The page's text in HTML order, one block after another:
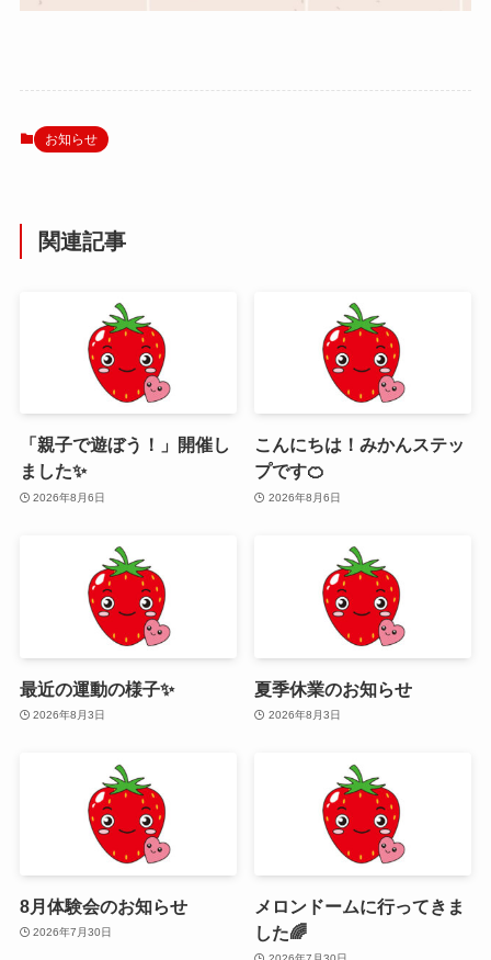
お知らせ
関連記事
「親子で遊ぼう！」開催し
ました✨
2026年8月6日
こんにちは！みかんステッ
プです🍊
2026年8月6日
最近の運動の様子✨
2026年8月3日
夏季休業のお知らせ
2026年8月3日
8月体験会のお知らせ
2026年7月30日
メロンドームに行ってきま
した🌈